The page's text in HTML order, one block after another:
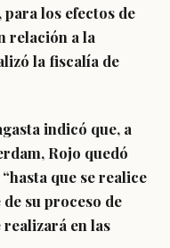
para los efectos de
relación a la
la fiscalía de
indicó que, a
Rojo quedó
que se realice
su proceso de
en las